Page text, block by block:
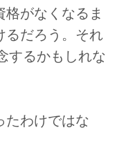
がなくなるま
るだろう。それ
するかもしれな
たわけではな